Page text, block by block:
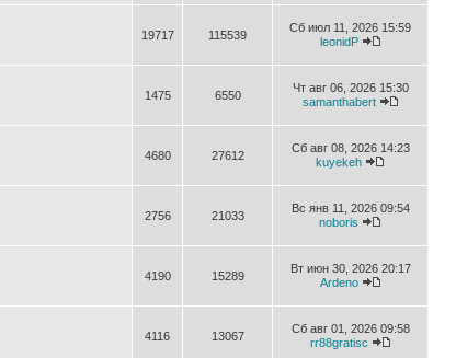
19717 115539
Сб июл 11, 2026 15:59
leonidP
1475 6550
Чт авг 06, 2026 15:30
samanthabert
4680 27612
Сб авг 08, 2026 14:23
kuyekeh
2756 21033
Вс янв 11, 2026 09:54
noboris
4190 15289
Вт июн 30, 2026 20:17
Ardeno
4116 13067
Сб авг 01, 2026 09:58
rr88gratisc